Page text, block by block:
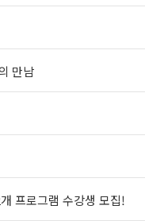
만남
프로그램 수강생 모집!